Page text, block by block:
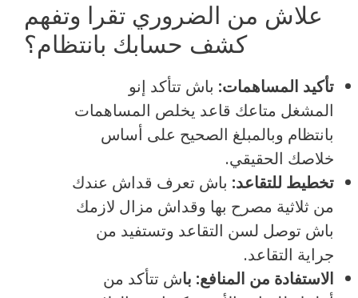
علاش من الضروري تقرا وتفهم
كشف حسابك بانتظام؟
تأكيد المساهمات: باش تتأكد إنو
المشغل متاعك قاعد يخلص المساهمات
بانتظام وبالمبلغ الصحيح على أساس
خلاصك الحقيقي.
تخطيط للتقاعد: باش تعرف قداش عندك
من ثلاثية مصرح بها وقداش مزال لازمك
باش توصل لسن التقاعد وتستفيد من
جراية التقاعد.
الاستفادة من المنافع: باش تتأكد من